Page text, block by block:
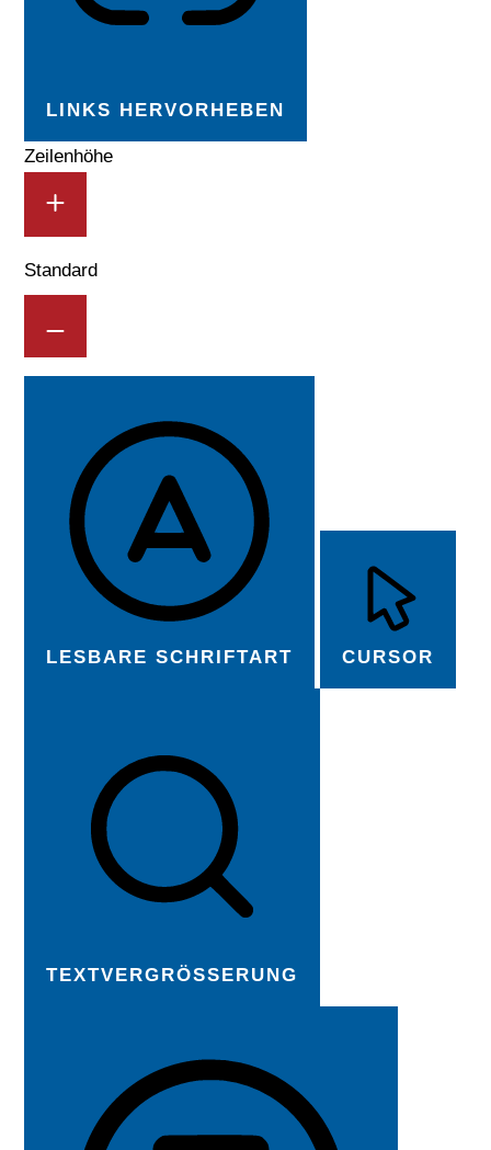
LINKS HERVORHEBEN
Zeilenhöhe
Standard
LESBARE SCHRIFTART CURSOR
TEXTVERGRÖSSERUNG